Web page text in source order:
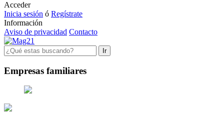
Acceder
Inicia sesión ó Regístrate
Información
Aviso de privacidad Contacto
Ir
Empresas familiares